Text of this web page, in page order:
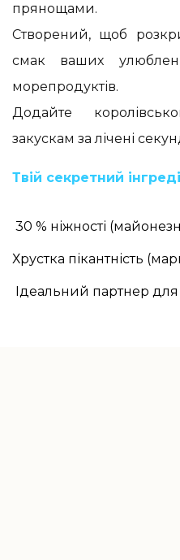
прянощами.
Створений, щоб
смак ваших
морепродуктів.
Додайте
закускам за лічені
Твій секретний
30 % ніжності
Хрустка пікантність
Ідеальний партнер